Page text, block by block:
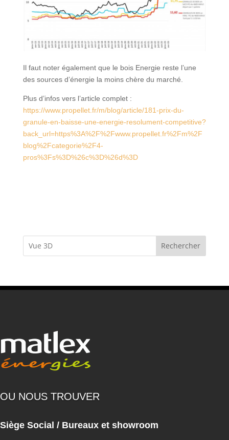
Il faut noter également que le bois Energie reste l’une
des sources d’énergie la moins chère du marché.
Plus d’infos vers l’article complet :
https://www.propellet.fr/m/blog/article/181-prix-du-
granule-en-baisse-une-energie-resolument-competitive?
back_url=https%3A%2F%2Fwww.propellet.fr%2Fm%2F
blog%2Fcategorie%2F4-
pros%3Fs%3D%26c%3D%26d%3D
Rechercher
OU NOUS TROUVER
Siège Social / Bureaux et showroom